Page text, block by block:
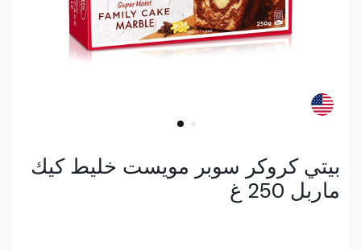
بيتي كروكر سوبر مويست خليط كيك
ماربل 250 غ